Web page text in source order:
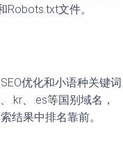
文件。
优化和小语种关键词
.kr、.es等国别域名，
结果中排名靠前。